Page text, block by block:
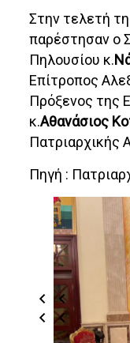
Στην τελετή
παρέστησαν ο
Πηλουσίου κ.
Επίτροπος
Πρόξενος της
κ.Αθανάσιος
Πατριαρχικής
Πηγή :